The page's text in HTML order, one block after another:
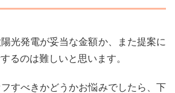
光発電が妥当な金額か、また提案に
るのは難しいと思います。
すべきかどうかお悩みでしたら、下